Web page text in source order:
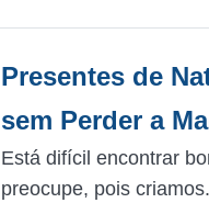
Presentes de
sem Perder a
Está difícil encontrar
preocupe, pois